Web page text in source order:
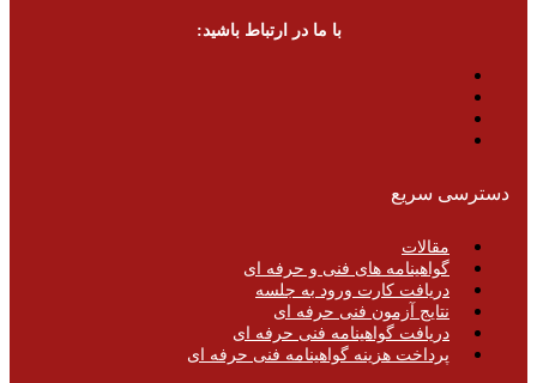
با ما در ارتباط باشید:
دسترسی سریع
مقالات
گواهینامه های فنی و حرفه ای
دریافت کارت ورود به جلسه
نتایج آزمون فنی حرفه ای
دریافت گواهینامه فنی حرفه ای
پرداخت هزینه گواهینامه فنی حرفه ای